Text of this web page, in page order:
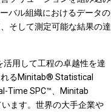
バル組織におけるデータの
そして測定可能な結果の達
用して工程の卓越性を達
るMinitab® Statistical
Time SPC™、Minitab
ます。世界の大手企業や